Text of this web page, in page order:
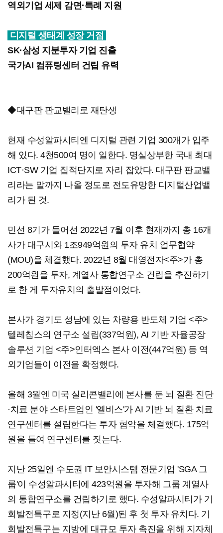
역외기업 세제 감면·특례 지원
디지털 생태계 성장 거점
SK·삼성 지분투자 기업 진출
국가AI 컴퓨팅센터 건립 유력
◆대구판 판교밸리로 재탄생
현재 수성알파시티엔 디지털 관련 기업 300개가 입주
해 있다. 4천500여 명이 일한다. 명실상부한 국내 최대
ICT·SW 기업 집적단지로 자리 잡았다. 대구판 판교밸
리라는 말까지 나올 정도로 전도유망한 디지털산업밸
리가 된 것.
민선 8기가 들어선 2022년 7월 이후 현재까지 총 16개
사가 대구시와 1조949억원의 투자 유치 업무협약
(MOU)을 체결했다. 2022년 8월 대영전자<주>가 총
200억원을 투자, 계열사 통합연구소 건립을 추진하기
로 한 게 투자유치의 출발점이었다.
본사가 경기도 성남에 있는 차량용 반도체 기업 <주>
텔레칩스의 연구소 설립(337억원), AI 기반 자율공장
솔루션 기업 <주>인터엑스 본사 이전(447억원) 등 역
외기업들이 이전을 확정했다.
올해 3월엔 미국 실리콘밸리에 본사를 둔 뇌 질환 진단
·치료 분야 스타트업인 '엘비스'가 AI 기반 뇌 질환 치료
연구센터를 설립한다는 투자 협약을 체결했다. 175억
원을 들여 연구센터를 짓는다.
지난 25일엔 수도권 IT 보안시스템 전문기업 'SGA 그
룹'이 수성알파시티에 423억원을 투자해 그룹 계열사
의 통합연구소를 건립하기로 했다. 수성알파시티가 기
회발전특구로 지정(지난 6월)된 후 첫 투자 유치다. 기
회발전특구는 지방에 대규모 투자 촉진을 위해 지자체